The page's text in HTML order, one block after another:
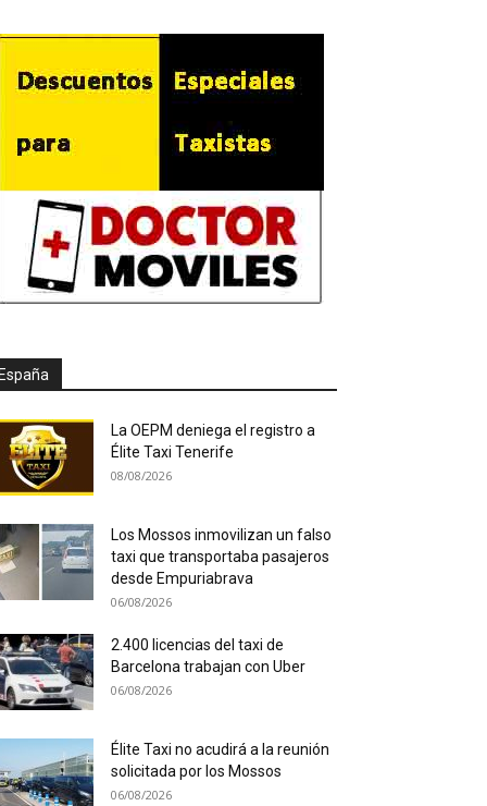
La OEPM deniega el registro a
Élite Taxi Tenerife
08/08/2026
Los Mossos inmovilizan un falso
taxi que transportaba pasajeros
desde Empuriabrava
06/08/2026
2.400 licencias del taxi de
Barcelona trabajan con Uber
06/08/2026
Élite Taxi no acudirá a la reunión
solicitada por los Mossos
06/08/2026